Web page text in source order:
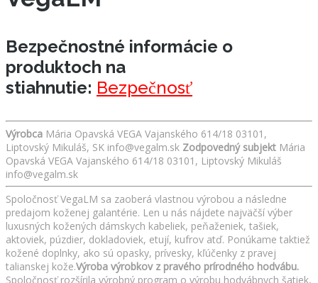
Bezpečnostné informácie o
produktoch na
stiahnutie: Bezpečnosť
Výrobca Mária Opavská VEGA Vajanského 614/18 03101,
Liptovský Mikuláš, SK info@vegalm.sk Zodpovedný subjekt Mária
Opavská VEGA Vajanského 614/18 03101, Liptovský Mikuláš
info@vegalm.sk
Spoločnosť VegaLM sa zaoberá vlastnou výrobou a následne
predajom koženej galantérie. Len u nás nájdete najväčší výber
luxusných kožených dámskych kabeliek, peňaženiek, tašiek,
aktoviek, púzdier, dokladoviek, etují, kufrov atď. Ponúkame taktiež
kožené doplnky, ako sú opasky, prívesky, kľúčenky z pravej
talianskej kože.Výroba výrobkov z pravého prírodného hodvábu.
Spoločnosť rozšírila výrobný program o výrobu hodvábnych šatiek,